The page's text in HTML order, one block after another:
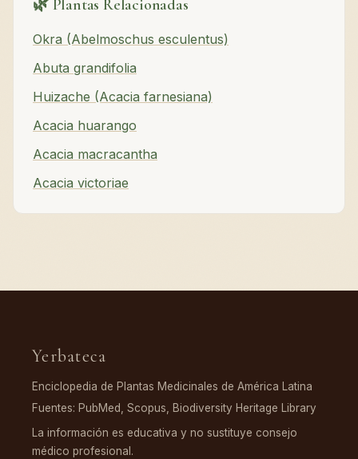
🌿 Plantas Relacionadas
Okra (Abelmoschus esculentus)
Abuta grandifolia
Huizache (Acacia farnesiana)
Acacia huarango
Acacia macracantha
Acacia victoriae
Yerbateca
Enciclopedia de Plantas Medicinales de América Latina
Fuentes: PubMed, Scopus, Biodiversity Heritage Library
La información es educativa y no sustituye consejo
médico profesional.